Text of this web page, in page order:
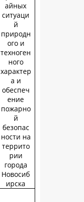
айных
ситуаци
й
природн
ого и
техноген
ного
характер
а и
обеспеч
ение
пожарно
й
безопас
ности на
террито
рии
города
Новосиб
ирска